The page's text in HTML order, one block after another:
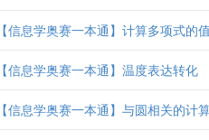
【信息学奥赛一本通】计算多项式的
【信息学奥赛一本通】温度表达转化
【信息学奥赛一本通】与圆相关的计